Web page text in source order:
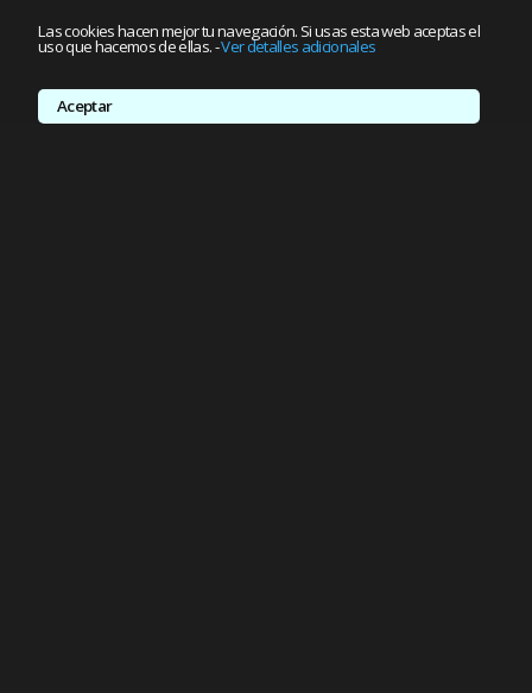
Las cookies hacen mejor tu navegación. Si usas esta web aceptas el
uso que hacemos de ellas.-Ver detalles adicionales
Aceptar